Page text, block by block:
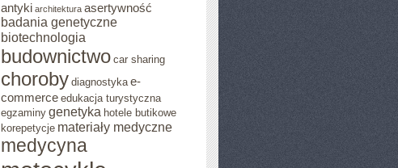
antyki architektura asertywność
badania genetyczne
biotechnologia
budownictwo car sharing
choroby diagnostyka e-
commerce edukacja turystyczna
egzaminy genetyka hotele butikowe
korepetycje materiały medyczne
medycyna